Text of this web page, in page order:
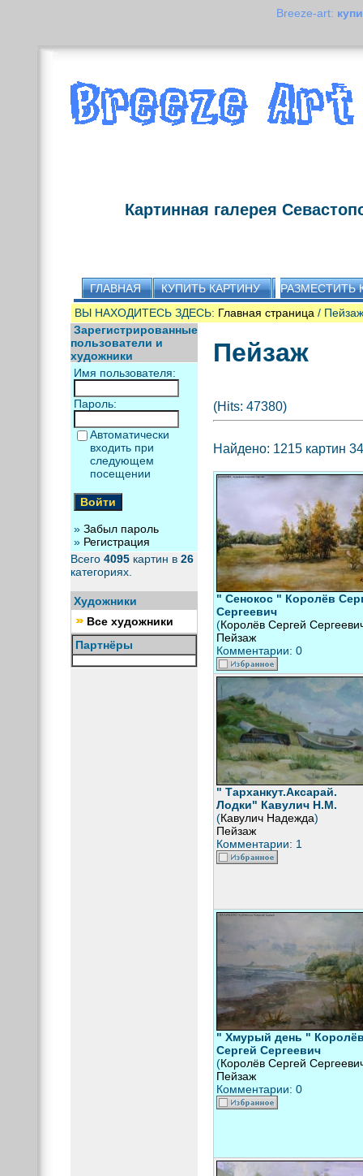
Breeze-art:
Картинная галерея
ГЛАВНАЯ КУПИТЬ КАРТИНУ
РАЗМЕСТИТЬ
ВЫ НАХОДИТЕСЬ ЗДЕСЬ: Главная страница / Пейзаж
Зарегистрированные
пользователи и
художники
Имя пользователя:
Пароль:
Автоматически
входить при
следующем
посещении
» Забыл пароль
» Регистрация
Всего 4095картин в 26
категориях.
Художники
Все художники
Партнёры
Пейзаж
(Hits: 47380)
Найдено: 1215 картин
" Сенокос " Королёв
Сергеевич
(Королёв Сергей
Пейзаж
Комментарии: 0
" Тарханкут.Аксарай.
Лодки" Кавулич Н.М.
(Кавулич Надежда)
Пейзаж
Комментарии: 1
" Хмурый день "
Сергей Сергеевич
(Королёв Сергей
Пейзаж
Комментарии: 0